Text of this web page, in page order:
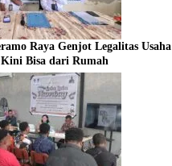
Raya Genjot Legalitas
Kini Bisa dari Rumah